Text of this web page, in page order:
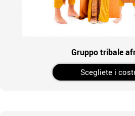
Gruppo tribale
Scegliete i